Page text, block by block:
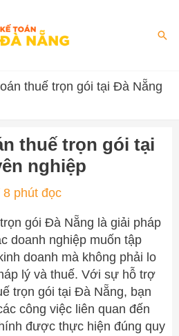
thuế trọn gói tại Đà Nẵng
thuế trọn gói tại
nghiệp
8 phút đọc
gói Đà Nẵng là giải pháp
doanh nghiệp muốn tập
doanh mà không phải lo
lý và thuế. Với sự hỗ trợ
trọn gói tại Đà Nẵng, bạn
công việc liên quan đến
được thực hiện đúng quy